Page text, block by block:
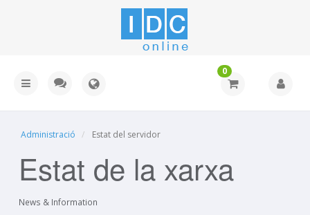
0
Administració Estat del servidor
Estat de la xarxa
News & Information